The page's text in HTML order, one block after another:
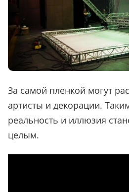
За самой пленкой могут
артисты и декорации.
реальность и иллюзия
целым.